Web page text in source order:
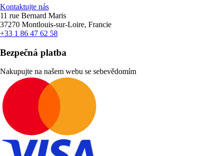
Kontaktujte nás
11 rue Bernard Maris
37270 Montlouis-sur-Loire, Francie
+33 1 86 47 62 58
Bezpečná platba
Nakupujte na našem webu se sebevědomím